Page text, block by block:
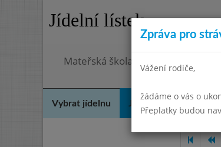
Jídelní lístek
Mateřská škola Šebetov,
Vybrat jídelnu Jídelní lístek
Zpráva pro
Vážení rodiče,
žádáme o vás o
Přeplatky budou